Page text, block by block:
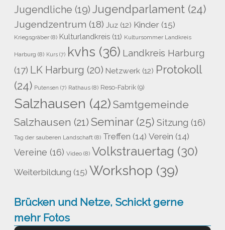
Jugendliche (19) Jugendparlament (24)
Jugendzentrum (18) Juz (12) Kinder (15)
Kriegsgräber (8) Kulturlandkreis (11) Kultursommer Landkreis
Harburg (8) Kurs (7) kvhs (36) Landkreis Harburg
(17) LK Harburg (20) Netzwerk (12) Protokoll
(24) Putensen (7) Rathaus (8) Reso-Fabrik (9)
Salzhausen (42) Samtgemeinde
Salzhausen (21) Seminar(25) Sitzung (16)
Tag der sauberen Landschaft (8) Treffen (14) Verein (14)
Vereine (16) Video (8) Volkstrauertag (30)
Weiterbildung (15) Workshop (39)
Brücken und Netze, Schickt gerne
mehr Fotos